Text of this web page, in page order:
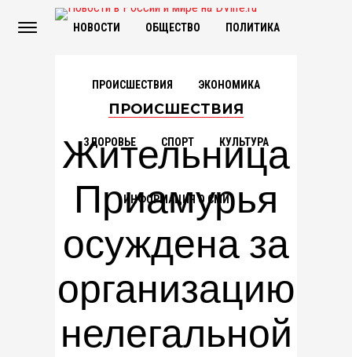
НОВОСТИ ОБЩЕСТВО ПОЛИТИКА
ПРОИСШЕСТВИЯ ЭКОНОМИКА
ЗДОРОВЬЕ СПОРТ КУЛЬТУРА
ИНФОРМАЦИЯ О СМИ
ПРОИСШЕСТВИЯ
Жительница
Приамурья
осуждена за
организацию
нелегальной